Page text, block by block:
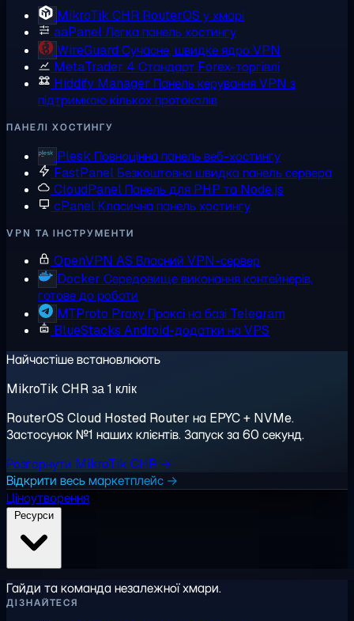
MikroTik CHR RouterOS у хмарі
aaPanelЛегка панель хостингу
WireGuard Сучасне, швидке ядро VPN
MetaTrader 4 Стандарт Forex-торгівлі
Hiddify Manager Панель керування VPN з
підтримкою кількох протоколів
ПАНЕЛІ ХОСТИНГУ
Plesk Повноцінна панель веб-хостингу
FastPanelБезкоштовна швидка панель сервера
CloudPanel Панель для PHP та Node.js
cPanelКласична панель хостингу
VPN ТА ІНСТРУМЕНТИ
OpenVPN AS Власний VPN-сервер
Docker Середовище виконання контейнерів,
готове до роботи
MTProto Proxy Проксі на базі Telegram
BlueStacks Android-додатки на VPS
Найчастіше встановлюють
MikroTik CHR за 1 клік
RouterOS Cloud Hosted Router на EPYC + NVMe.
Застосунок №1 наших клієнтів. Запуск за 60 секунд.
Розгорнути MikroTik CHR →
Відкрити весь маркетплейс →
Ціноутворення
Гайди та команда незалежної хмари.
ДІЗНАЙТЕСЯ